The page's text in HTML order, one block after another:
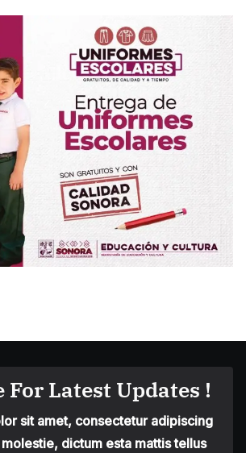
For Latest Updates !
sit amet, consectetur adipiscing
dictum esta mattis tellus